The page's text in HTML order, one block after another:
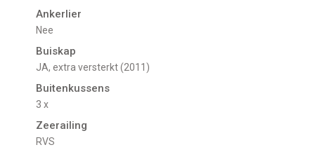
Ankerlier
Nee
Buiskap
JA, extra versterkt (2011)
Buitenkussens
3 x
Zeerailing
RVS